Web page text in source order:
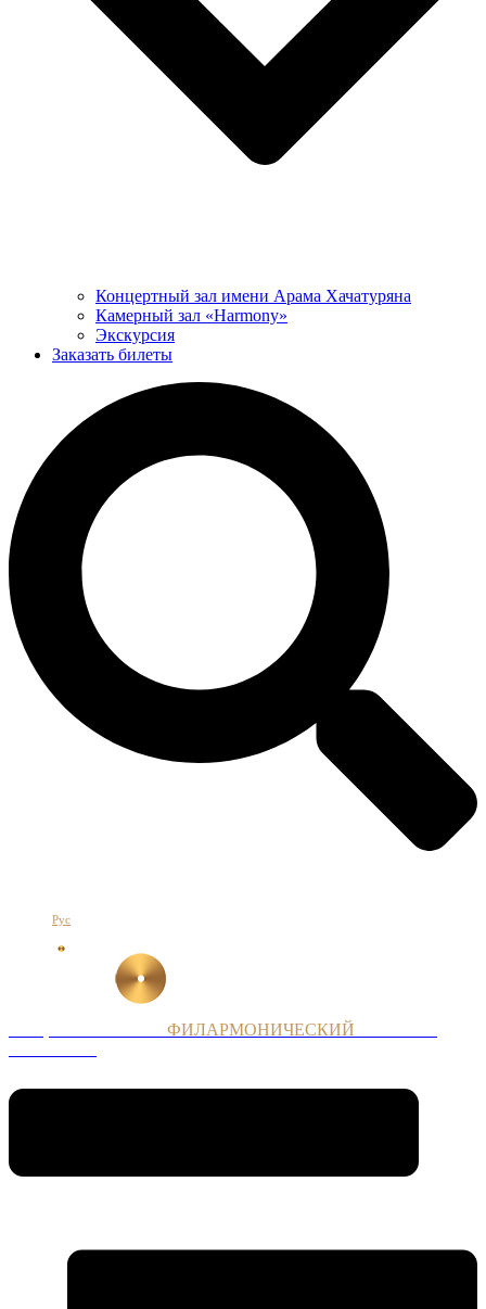
Концертный зал имени Арама Хачатуряна
Камерный зал «Harmony»
Экскурсия
Заказать билеты
Рус
ФИЛАРМОНИЧЕСКИЙ